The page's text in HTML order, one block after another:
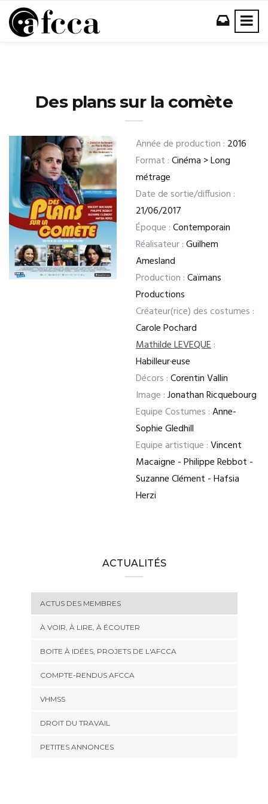
Des plans sur la comète
Année de production : 2016
Format :Cinéma > Long
métrage
Date de sortie/diffusion :
21/06/2017
Époque :Contemporain
Réalisateur :Guilhem
Amesland
Production :Caïmans
Productions
Créateur(rice) des costumes :
Carole Pochard
Mathilde LEVEQUE:
Habilleur·euse
Décors :Corentin Vallin
Image :Jonathan Ricquebourg
Equipe Costumes :Anne-
Sophie Gledhill
Equipe artistique :Vincent
Macaigne - Philippe Rebbot -
Suzanne Clément - Hafsia
Herzi
ACTUALITÉS
ACTUS DES MEMBRES
À VOIR, À LIRE, À ÉCOUTER
BOITE À IDÉES, PROJETS DE L'AFCCA
COMPTE-RENDUS AFCCA
VHMSS
DROIT DU TRAVAIL
PETITES ANNONCES